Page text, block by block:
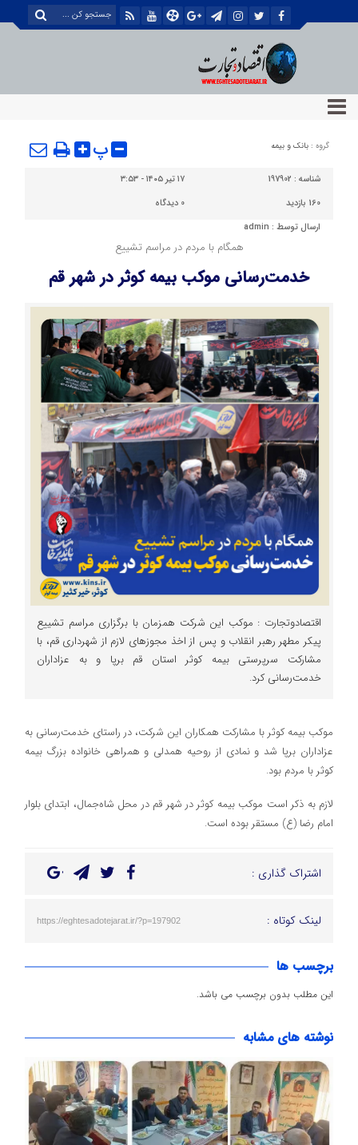
گروه : بانک و بیمه پ
شناسه : 197902
۱۷ تیر ۱۴۰۵ - ۳:۵۳
160 بازدید
0 دیدگاه
ارسال توسط : admin
همگام با مردم در مراسم تشییع
خدمت‌رسانی موکب بیمه کوثر در شهر قم
اقتصادوتجارت : موکب این شرکت همزمان با برگزاری مراسم تشییع
پیکر مطهر رهبر انقلاب و پس از اخذ مجوزهای لازم از شهرداری قم، با
مشارکت سرپرستی بیمه کوثر استان قم برپا و به عزاداران
خدمت‌رسانی کرد.
موکب بیمه کوثر با مشارکت همکاران این شرکت، در راستای خدمت‌رسانی به
عزاداران برپا شد و نمادی از روحیه همدلی و همراهی خانواده بزرگ بیمه
کوثر با مردم بود.
لازم به ذکر است موکب بیمه کوثر در شهر قم در محل شاه‌جمال، ابتدای بلوار
امام رضا (ع) مستقر بوده است.
اشتراک گذاری :
لینک کوتاه : https://eghtesadotejarat.ir/?p=197902
برچسب ها
این مطلب بدون برچسب می باشد.
نوشته های مشابه